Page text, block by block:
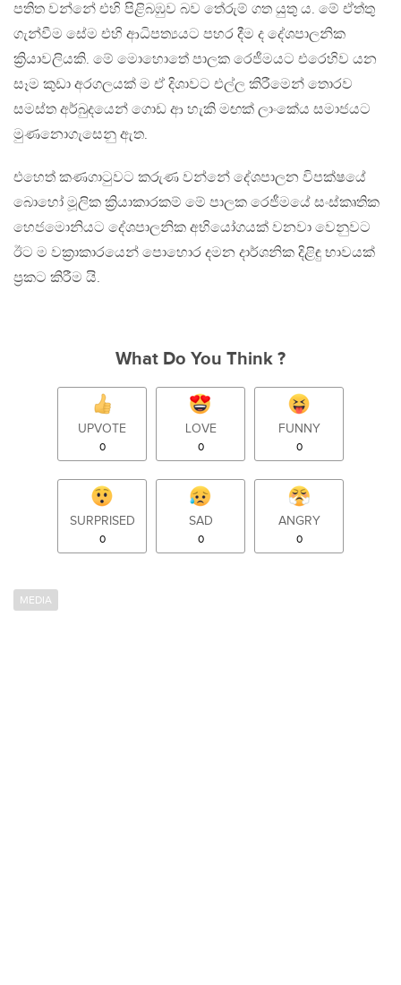
පතිත වන්නේ එහි පිළිබඹුව බව තේරුම් ගත යුතු ය. මේ ඒත්තු
ගැන්වීම සේම එහි ආධිපත්‍යයට පහර දීම ද දේශපාලනික
ක්‍රියාවලියකි. මේ මොහොතේ පාලක රෙජීමයට එරෙහිව යන
සෑම කුඩා අරගලයක් ම ඒ දිශාවට එල්ල කිරීමෙන් තොරව
සමස්ත අර්බුදයෙන් ගොඩ ආ හැකි මඟක් ලාංකේය සමාජයට
මුණනොගැසෙනු ඇත.
එහෙත් කණගාටුවට කරුණ වන්නේ දේශපාලන විපක්ෂයේ
බොහෝ මූලික ක්‍රියාකාරකම් මේ පාලක රෙජීමයේ සංස්කෘතික
හෙජමොනියට දේශපාලනික අභියෝගයක් වනවා වෙනුවට
ඊට ම වක්‍රාකාරයෙන් පොහොර දමන දාර්ශනික දිළිඳු භාවයක්
ප්‍රකට කිරීම යි.
What Do You Think ?
UPVOTE
0
LOVE
0
FUNNY
0
SURPRISED
0
SAD
0
ANGRY
0
MEDIA